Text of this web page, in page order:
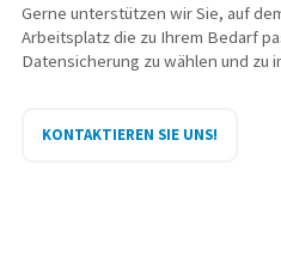
Gerne unterstützen wir Sie, auf
Arbeitsplatz die zu Ihrem Bedarf
Datensicherung zu wählen und zu
KONTAKTIEREN SIE UNS!